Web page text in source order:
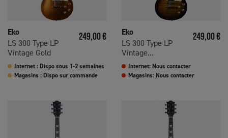
Eko
LS 300 Type LP
Vintage Gold
Prix
249,00 €
Internet : Dispo sous 1-2 semaines
Magasins : Dispo sur commande
Eko
LS 300 Type LP
Vintage...
Prix
249,00 €
Internet: Nous contacter
Magasins: Nous contacter